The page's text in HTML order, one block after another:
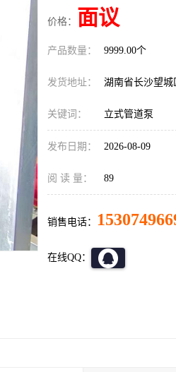
价格： 面议
产品数量： 9999.00个
发货地址： 湖南省长沙望城
关键词： 立式管道泵
发布日期： 2026-08-09
阅 读 量： 89
销售电话：
在线QQ：